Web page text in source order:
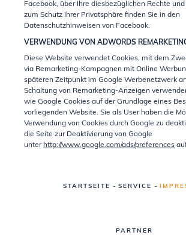
Facebook, über Ihre diesbezüglichen Rechte
zum Schutz Ihrer Privatsphäre finden Sie in den
Datenschutzhinweisen von Facebook.
VERWENDUNG VON ADWORDS
Diese Website verwendet Cookies, mit dem
via Remarketing-Kampagnen mit Online
späteren Zeitpunkt im Google Werbenetzwerk
Schaltung von Remarketing-Anzeigen
wie Google Cookies auf der Grundlage eines
vorliegenden Website. Sie als User haben die
Verwendung von Cookies durch Google zu
die Seite zur Deaktivierung von Google
unter http://www.google.com/ads/preferences
STARTSEITE - SERVICE -
PARTNER